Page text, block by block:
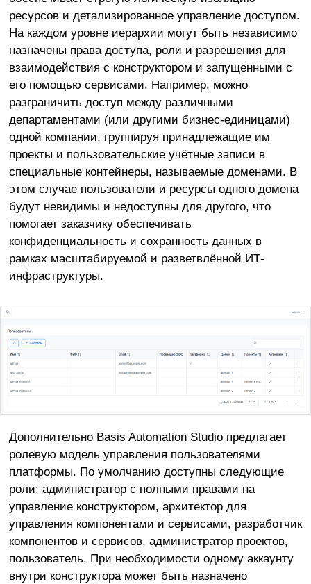
ресурсов и детализированное управление доступом.
На каждом уровне иерархии могут быть независимо
назначены права доступа, роли и разрешения для
взаимодействия с конструктором и запущенными с
его помощью сервисами. Например, можно
разграничить доступ между различными
департаментами (или другими бизнес-единицами)
одной компании, группируя принадлежащие им
проекты и пользовательские учётные записи в
специальные контейнеры, называемые доменами. В
этом случае пользователи и ресурсы одного домена
будут невидимы и недоступны для другого, что
помогает заказчику обеспечивать
конфиденциальность и сохранность данных в
рамках масштабируемой и разветвлённой ИТ-
инфраструктуры.
Дополнительно Basis Automation Studio предлагает
ролевую модель управления пользователями
платформы. По умолчанию доступны следующие
роли: администратор с полными правами на
управление конструктором, архитектор для
управления компонентами и сервисами, разработчик
компонентов и сервисов, администратор проектов,
пользователь. При необходимости одному аккаунту
внутри конструктора может быть назначено